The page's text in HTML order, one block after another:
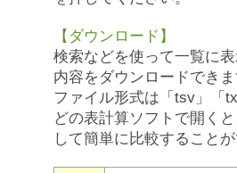
【ダウンロード】
検索などを使って一覧に
内容をダウンロードできま
ファイル形式は「tsv」「
どの表計算ソフトで開く
して簡単に比較することが